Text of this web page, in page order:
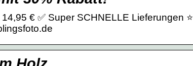
€ ✅ Super SCHNELLE Lieferungen ⭐